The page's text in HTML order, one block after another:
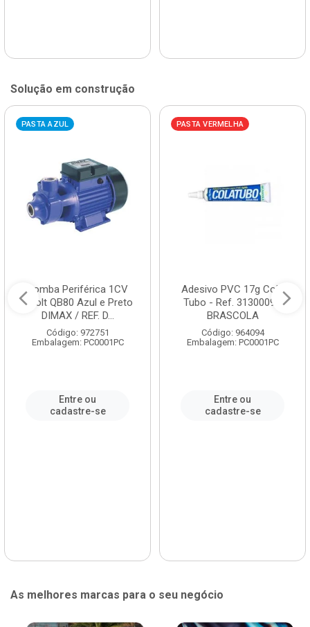
Solução em construção
PASTA AZUL
Bomba Periférica 1CV
Bivolt QB80 Azul e Preto
DIMAX / REF. D...
Código: 972751
Embalagem: PC0001PC
Entre ou
cadastre-se
PASTA VERMELHA
Adesivo PVC 17g Cola
Tubo - Ref. 3130009 -
BRASCOLA
Código: 964094
Embalagem: PC0001PC
Entre ou
cadastre-se
As melhores marcas para o seu negócio